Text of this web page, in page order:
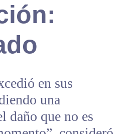
en sus
una
daño que no es